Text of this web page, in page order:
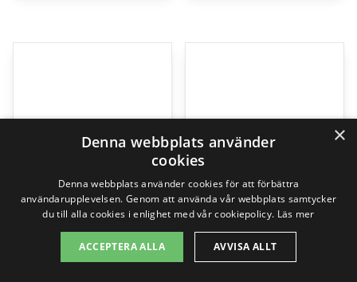
×
Denna webbplats använder
cookies
Denna webbplats använder cookies för att förbättra
användarupplevelsen. Genom att använda vår webbplats samtycker
du till alla cookies i enlighet med vår cookiepolicy. Läs mer
ACCEPTERA ALLA AVVISA ALLT